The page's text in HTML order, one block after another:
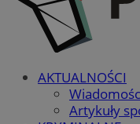
AKTUALNOŚCI
Artykuły